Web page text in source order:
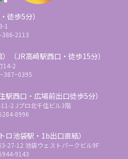
徒歩5分）
1
386-2113
（JR高崎駅西口・徒歩15分）
14-2
西口・広場前出口徒歩5分）
2 Jプロ北千住ビル3階
8996
ロ池袋駅・1b出口直結）
27-12 池袋ウェストパークビル9F
9143